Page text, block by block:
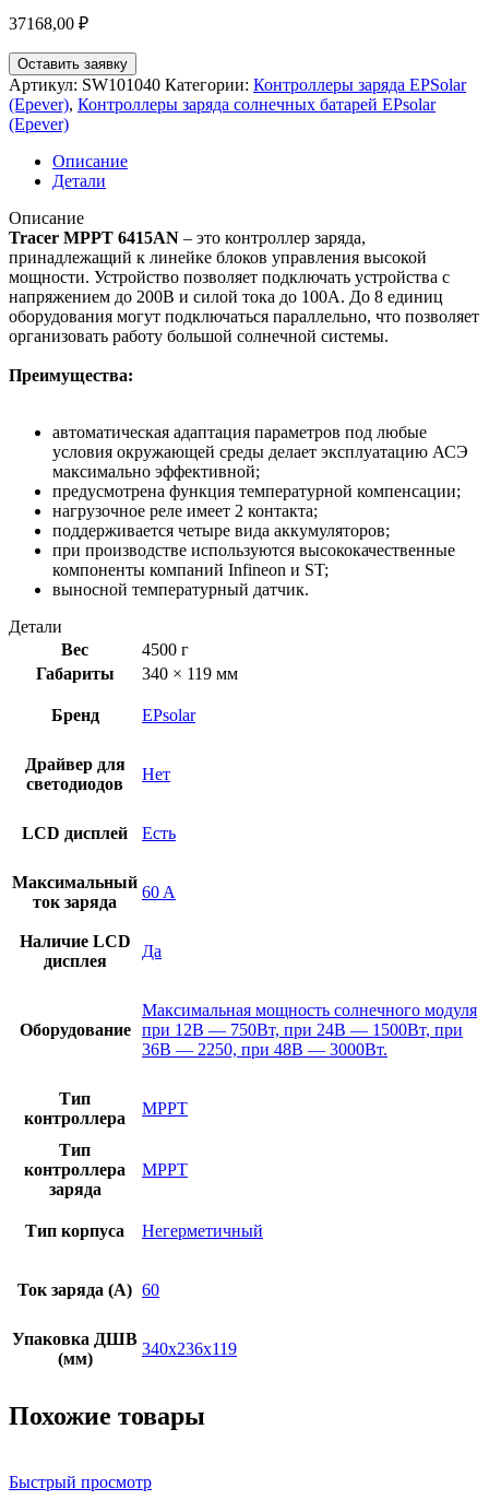
37168,00 ₽
Оставить заявку
Артикул: SW101040 Категории: Контроллеры заряда EPSolar
(Epever), Контроллеры заряда солнечных батарей EPsolar
(Epever)
Описание
Детали
Описание
Tracer MPPT 6415AN – это контроллер заряда,
принадлежащий к линейке блоков управления высокой
мощности. Устройство позволяет подключать устройства с
напряжением до 200В и силой тока до 100А. До 8 единиц
оборудования могут подключаться параллельно, что позволяет
организовать работу большой солнечной системы.
Преимущества:
автоматическая адаптация параметров под любые
условия окружающей среды делает эксплуатацию АСЭ
максимально эффективной;
предусмотрена функция температурной компенсации;
нагрузочное реле имеет 2 контакта;
поддерживается четыре вида аккумуляторов;
при производстве используются высококачественные
компоненты компаний Infineon и ST;
выносной температурный датчик.
Детали
Вес
4500 г
Габариты
340 × 119 мм
Бренд EPsolar
Драйвер для
светодиодов
Нет
LCD дисплей Есть
Максимальный
ток заряда
60 A
Наличие LCD
дисплея
Да
Оборудование
Максимальная мощность солнечного модуля
при 12В — 750Вт, при 24В — 1500Вт, при
36В — 2250, при 48В — 3000Вт.
Тип
контроллера
MPPT
Тип
контроллера
заряда
MPPT
Тип корпуса Негерметичный
Ток заряда (A) 60
Упаковка ДШВ
(мм)
340x236x119
Похожие товары
Быстрый просмотр